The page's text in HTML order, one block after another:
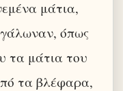
μάτια,
όπως
τα μάτια του
τα βλέφαρα,